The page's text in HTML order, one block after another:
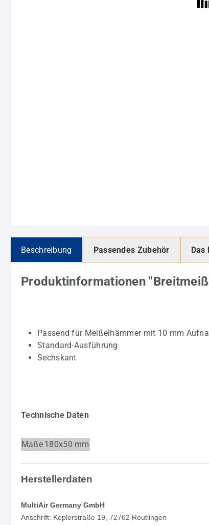
Beschreibung Passendes Zubehör Das
Produktinformationen
Passend für Meißelhämmer mit 10 mm
Standard-Ausführung
Sechskant
Technische Daten
Maße 180x50 mm
Herstellerdaten
MultiAir Germany GmbH
Anschrift: Keplerstraße 19, 72762 Reutlingen